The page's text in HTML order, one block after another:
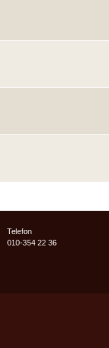
Telefon
010-354 22 36